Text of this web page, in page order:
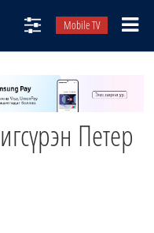
Mobile TV
Петер